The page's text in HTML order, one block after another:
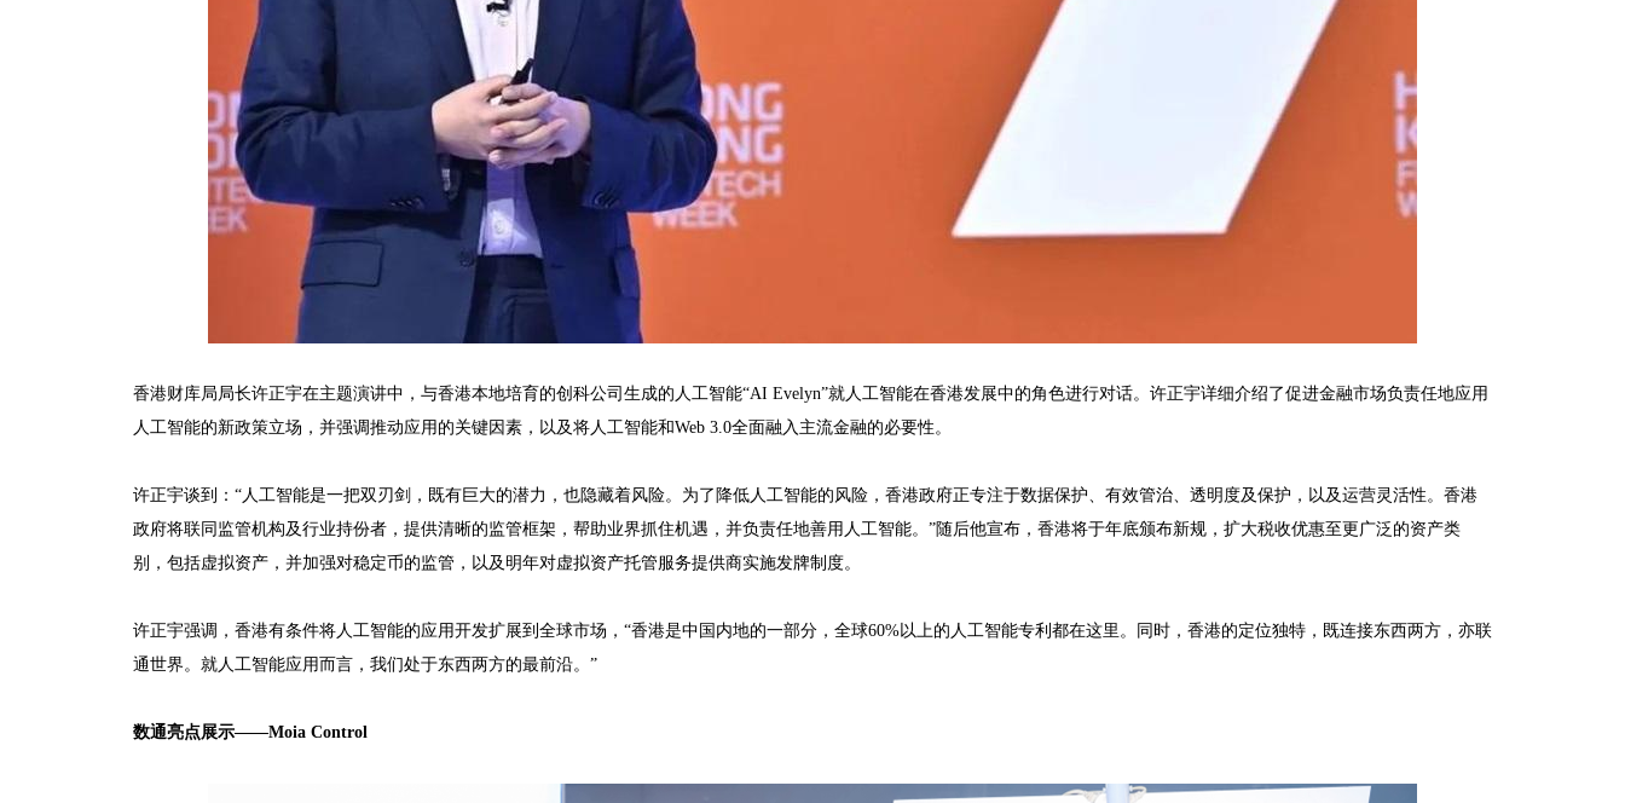
香港财库局局长许正宇在主题演讲中，与香港本地培育的创科公司生成的人工智能“AI Evelyn”就人工智能在香港发展中的角色进行对话。许正宇详细介绍了促进金融市场负责任地应用
人工智能的新政策立场，并强调推动应用的关键因素，以及将人工智能和Web 3.0全面融入主流金融的必要性。
许正宇谈到：“人工智能是一把双刃剑，既有巨大的潜力，也隐藏着风险。为了降低人工智能的风险，香港政府正专注于数据保护、有效管治、透明度及保护，以及运营灵活性。香港
政府将联同监管机构及行业持份者，提供清晰的监管框架，帮助业界抓住机遇，并负责任地善用人工智能。”随后他宣布，香港将于年底颁布新规，扩大税收优惠至更广泛的资产类
别，包括虚拟资产，并加强对稳定币的监管，以及明年对虚拟资产托管服务提供商实施发牌制度。
许正宇强调，香港有条件将人工智能的应用开发扩展到全球市场，“香港是中国内地的一部分，全球60%以上的人工智能专利都在这里。同时，香港的定位独特，既连接东西两方，亦联
通世界。就人工智能应用而言，我们处于东西两方的最前沿。”
数通亮点展示——Moia Control